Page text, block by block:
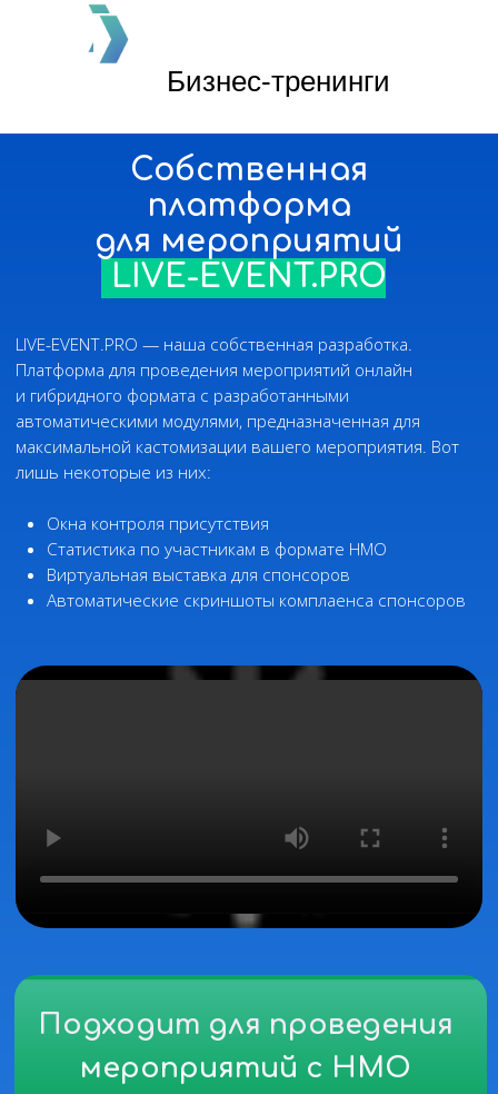
Корпоративные
Продуктовые
Бизнес-тренинги
...и другие виды деловых
спикеров и менеджеров
Геймификация под цели
и формат события
Подробная аналитика
участников
Специальный интерфейс для управления
сценарием, таймингом, опросами
и аудиторией — всё под рукой, без хаоса
а не просто «присутствовать».
Отслеживаем поведение в реальном
времени: кто включён, кто отвалился, кто
взаимодействует. Помогаем сделать